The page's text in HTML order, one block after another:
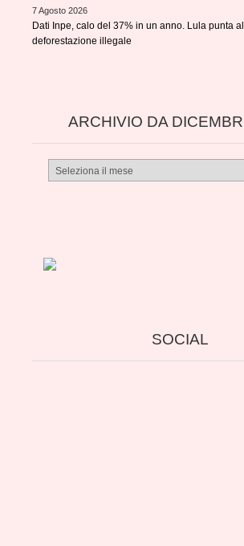
7 Agosto 2026
Dati Inpe, calo del 37% in un anno. Lula punta
deforestazione illegale
ARCHIVIO DA
Archivio
SOCIAL